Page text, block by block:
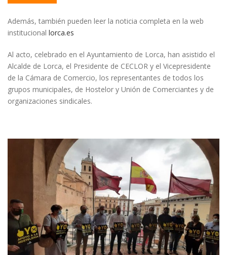
Además, también pueden leer la noticia completa en la web
institucional lorca.es
Al acto, celebrado en el Ayuntamiento de Lorca, han asistido el
Alcalde de Lorca, el Presidente de CECLOR y el Vicepresidente
de la Cámara de Comercio, los representantes de todos los
grupos municipales, de Hostelor y Unión de Comerciantes y de
organizaciones sindicales.